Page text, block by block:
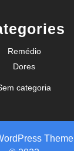
Remédio
Dores
categoria
Theme